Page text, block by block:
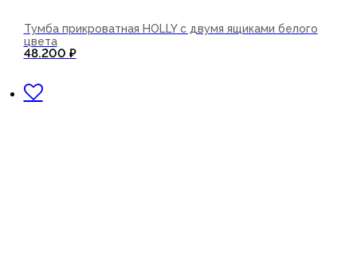
Тумба прикроватная HOLLY с двумя ящиками белого
цвета
48.200 ₽